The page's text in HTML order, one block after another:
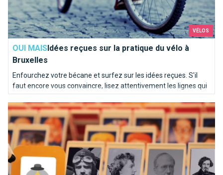
VÉLOS
OUI MAIS Idées reçues sur la pratique du vélo à
Bruxelles
Enfourchez votre bécane et surfez sur les idées reçues. S'il
faut encore vous convaincre, lisez attentivement les lignes qui
suivent. Vous comprendrez vite que mine de rien, le vélo est le
bienvenu à Bruxelles.
Ces inconnus du métro